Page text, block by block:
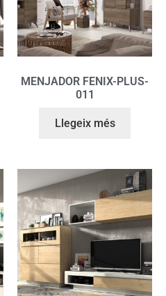
MENJADOR FENIX-PLUS-
011
Llegeix més